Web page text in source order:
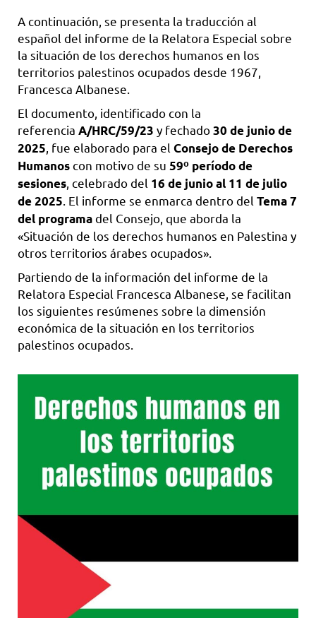
A continuación, se presenta la traducción al
español del informe de la Relatora Especial sobre
la situación de los derechos humanos en los
territorios palestinos ocupados desde 1967,
Francesca Albanese.
El documento, identificado con la
referencia A/HRC/59/23 y fechado30 de junio de
2025 , fue elaborado para el Consejo de Derechos
Humanoscon motivo de su 59º período de
sesiones , celebrado del 16 de junio al 11 de julio
de 2025 . El informe se enmarca dentro del Tema 7
del programadel Consejo, que aborda la
«Situación de los derechos humanos en Palestina y
otros territorios árabes ocupados».
Partiendo de la información del informe de la
Relatora Especial Francesca Albanese, se facilitan
los siguientes resúmenes sobre la dimensión
económica de la situación en los territorios
palestinos ocupados.